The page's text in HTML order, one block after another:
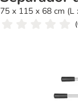
75 x 115 x 68 cm (L
(